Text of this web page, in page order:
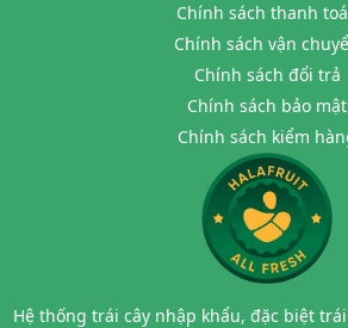
Chính sách thanh
Chính sách vận
Chính sách đổi trả
Chính sách bảo mật
Chính sách kiểm
Hệ thống trái cây nhập khẩu, đặc biệt